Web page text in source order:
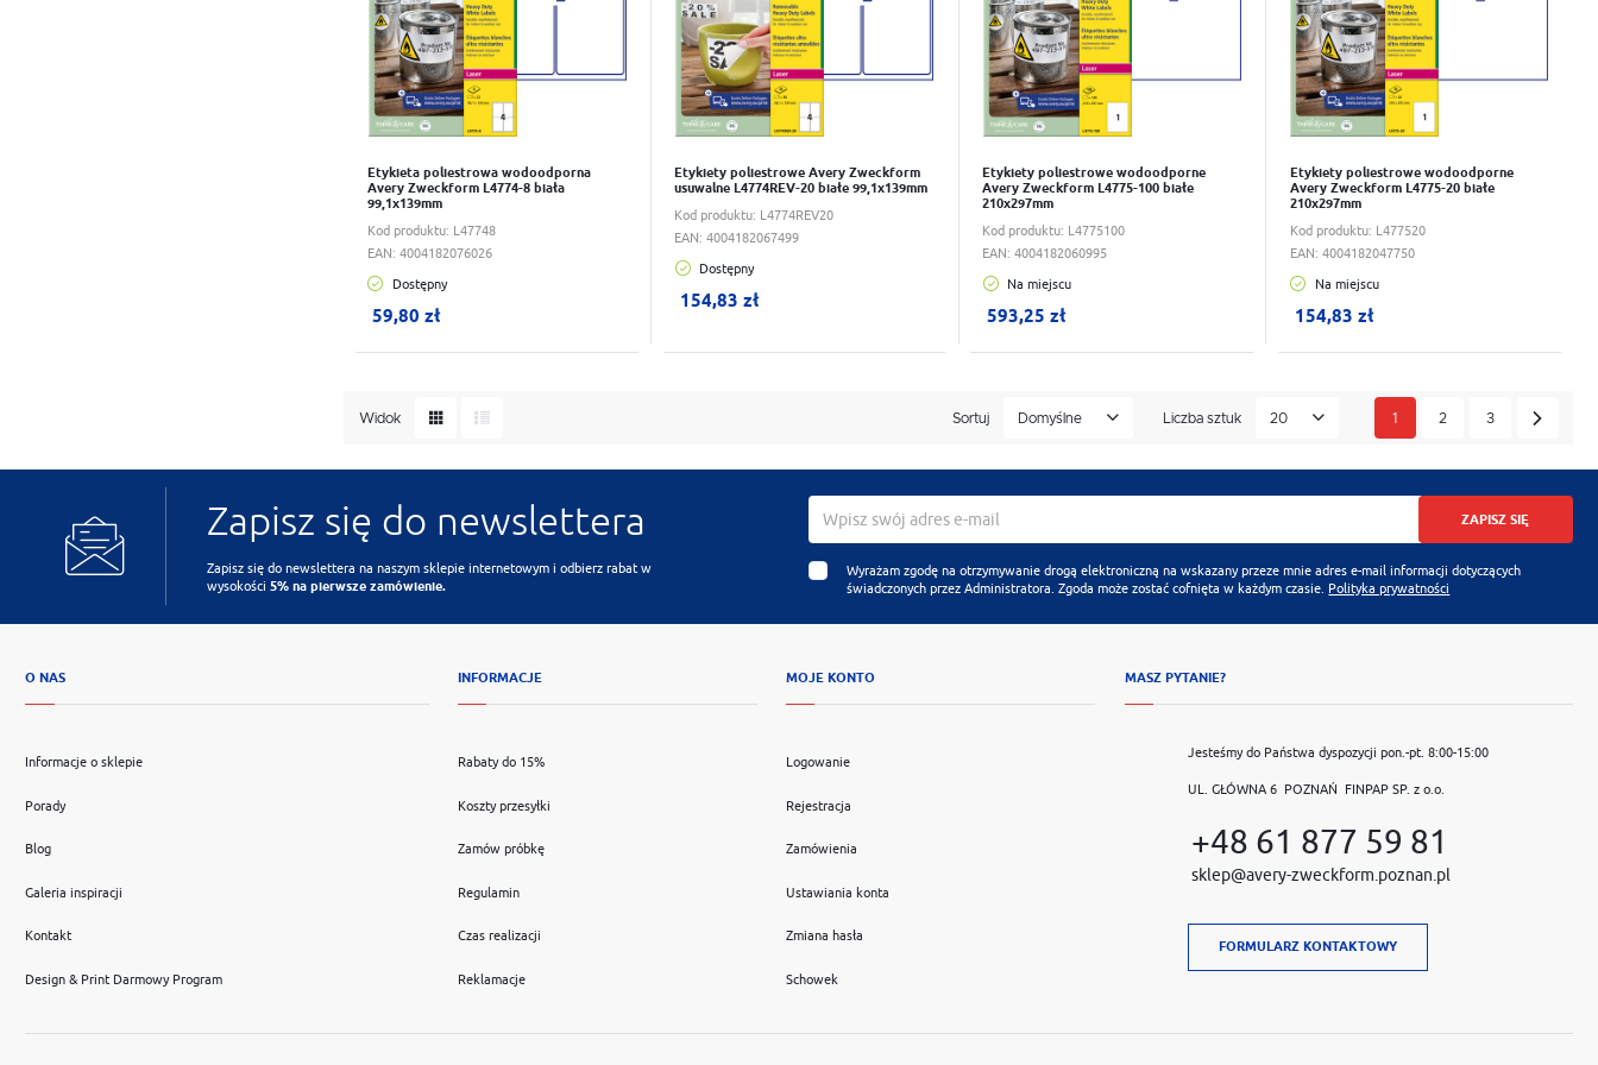
Kod produktu: L47748
Etykieta poliestrowa wodoodporna
Avery Zweckform L4774-8 biała
99,1x139mm
EAN: 4004182076026
Dostępny
59,80 zł
W koszyku:
Kod produktu: L4774REV20
Etykiety poliestrowe Avery Zweckform
usuwalne L4774REV-20 białe 99,1x139mm
EAN:4004182067499
Dostępny
154,83 zł
W koszyku:
Kod produktu: L4775100
Etykiety poliestrowe wodoodporne
Avery Zweckform L4775-100 białe
210x297mm
EAN:4004182060995
Na miejscu
593,25 zł
W koszyku:
Kod produktu: L477520
Etykiety poliestrowe wodoodporne
Avery Zweckform L4775-20 białe
210x297mm
EAN: 4004182047750
Na miejscu
154,83 zł
W koszyku:
Widok Sortuj Domyślne Liczba sztuk 20 1 2 3
Zapisz się do newslettera
Zapisz się do newslettera na naszym sklepie internetowym i odbierz rabat w
wysokości5% na pierwsze zamówienie.
ZAPISZ SIĘ
Wyrażam zgodę na otrzymywanie drogą elektroniczną na wskazany przeze mnie adres e-mail informacji dotyczących
świadczonych przez Administratora. Zgoda może zostać cofnięta w każdym czasie. Polityka prywatności
O NAS
Informacje o sklepie
Porady
Blog
Galeria inspiracji
Kontakt
Design & Print Darmowy Program
INFORMACJE
Rabaty do 15%
Koszty przesyłki
Zamów próbkę
Regulamin
Czas realizacji
Reklamacje
MOJE KONTO
Logowanie
Rejestracja
Zamówienia
Ustawiania konta
Zmiana hasła
Schowek
MASZ PYTANIE?
Jesteśmy do Państwa dyspozycji pon.-pt. 8:00-15:00
UL. GŁÓWNA 6 POZNAŃ FINPAP SP. z o.o.
+48 61 877 59 81
sklep@avery-zweckform.poznan.pl
FORMULARZ KONTAKTOWY